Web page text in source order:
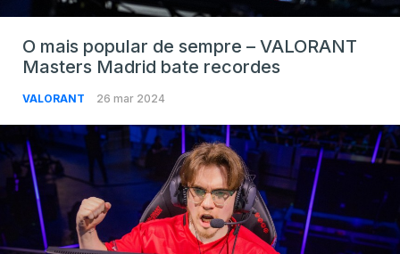
O mais popular de sempre – VALORANT
Masters Madrid bate recordes
VALORANT 26 mar 2024